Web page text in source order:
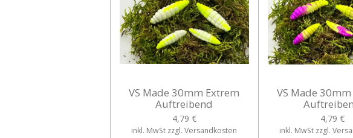
VS Made 30mm Extrem
Auftreibend
4,79 €
inkl. MwSt zzgl. Versandkosten
VS Made
4,79 €
inkl. MwSt zzgl.